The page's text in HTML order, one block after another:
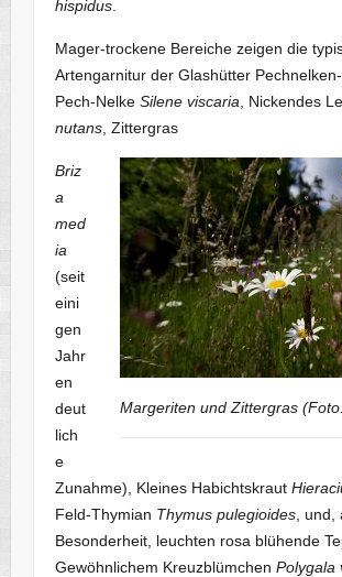
hispidus
Mager-trockene Bereiche zeigen die
Artengarnitur der Glashütter
Pech-NelkeSilene viscaria , Nickendes
nutans , Zittergras
Margeriten und Zittergras
Briz
a
med
ia
(seit
eini
gen
Jahr
en
deut
lich
e
Zunahme), Kleines Habichtskraut
Feld-Thymian Thymus pulegioides ,
Besonderheit, leuchten rosa blühende
Gewöhnlichem KreuzblümchenPolygala